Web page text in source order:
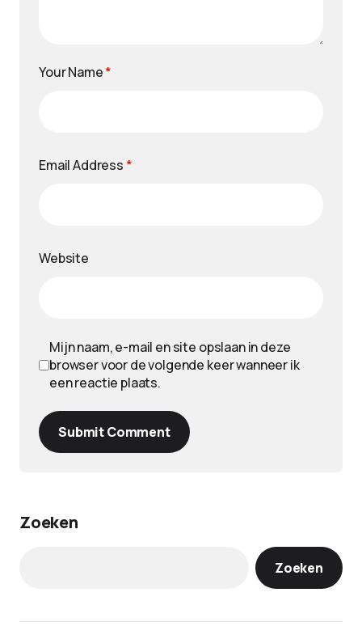
Your Name*
Email Address *
Website
Mijn naam, e-mail en site opslaan in deze
browser voor de volgende keer wanneer ik
een reactie plaats.
Submit Comment
Zoeken
Zoeken